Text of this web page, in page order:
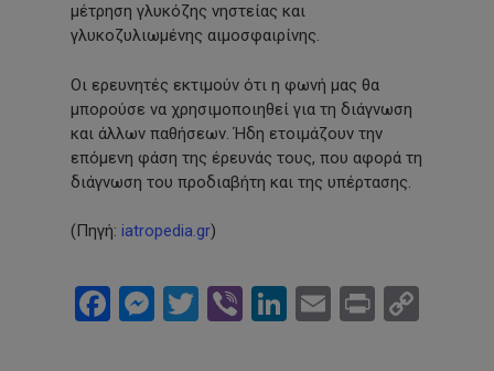
μέτρηση γλυκόζης νηστείας και
γλυκοζυλιωμένης αιμοσφαιρίνης.
Οι ερευνητές εκτιμούν ότι η φωνή μας θα
μπορούσε να χρησιμοποιηθεί για τη διάγνωση
και άλλων παθήσεων. Ήδη ετοιμάζουν την
επόμενη φάση της έρευνάς τους, που αφορά τη
διάγνωση του προδιαβήτη και της υπέρτασης.
(Πηγή: iatropedia.gr)
Facebook
Messenger
Twitter
ViberLinkedIn
Email
Print